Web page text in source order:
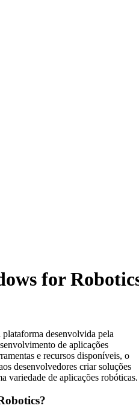
for
desenvolvida pela
de aplicações
e recursos disponíveis, o
desenvolvedores criar soluções
variedade de aplicações robóticas.